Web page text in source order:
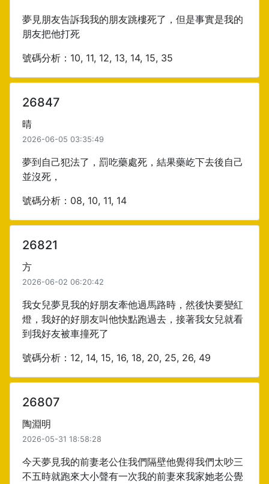
夢見朋友告訴我我的朋友跳樓死了，但是事實是我的
朋友把他打死
號碼分析：10, 11, 12, 13, 14, 15, 35
26847
晴
2026-06-05 03:35:49
夢到自己犯法了，罰吃藥處死，結果藥屹下去後自己
並沒死，
號碼分析：08, 10, 11, 14
26821
方
2026-06-02 06:20:42
我女兒夢見我的好朋友牽他過馬路時，然後快要變紅
燈，我好的好朋友叫他快點跑過去，接著我女兒就看
到我好友被車撞死了
號碼分析：12, 14, 15, 16, 18, 20, 25, 26, 49
26807
陶淵明
2026-05-31 18:58:28
今天夢見我的前妻老公住我們隔壁他覺得我們太吵三
不五時就跑來大小聲有一次我的前妻來我家她老公覺